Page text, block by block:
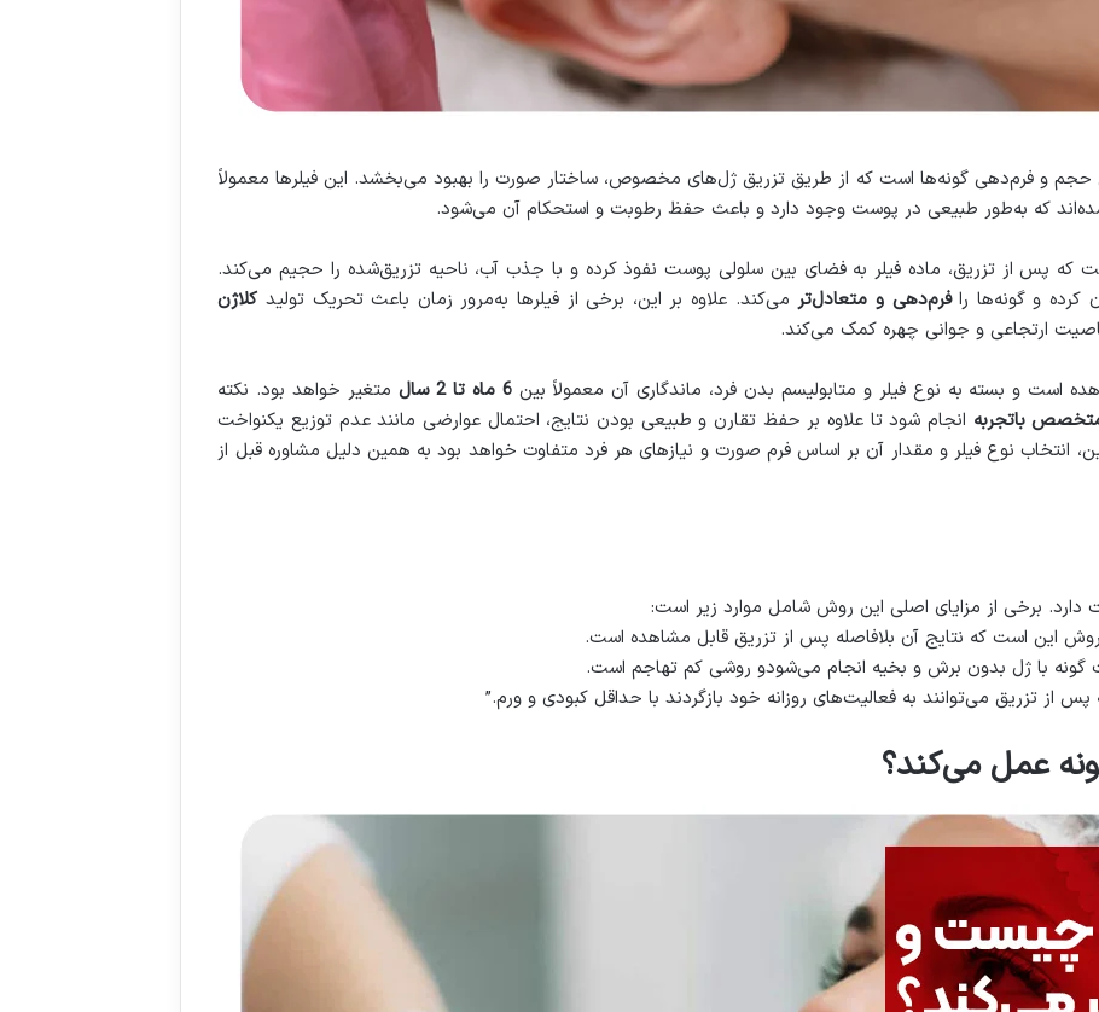
و فرم‌دهی گونه‌ها است که از طریق تزریق ژل‌های مخصوص، ساختار صورت را بهبود می‌بخشد. این فیلرها معمولاً
که به‌طور طبیعی در پوست وجود دارد و باعث حفظ رطوبت و استحکام آن می‌شود.
که پس از تزریق، ماده فیلر به فضای بین سلولی پوست نفوذ کرده و با جذب آب، ناحیه تزریق‌شده را حجیم می‌کند.
کرده و گونه‌ها رافرم‌دهی و متعادل‌تر می‌کند. علاوه بر این، برخی از فیلرها به‌مرور زمان باعث تحریک تولید کلاژن
ارتجاعی و جوانی چهره کمک می‌کند.
است و بسته به نوع فیلر و متابولیسم بدن فرد، ماندگاری آن معمولاً بین6 ماه تا 2 سال
متغیر خواهد بود. نکته
باتجربه انجام شود تا علاوه بر حفظ تقارن و طبیعی بودن نتایج، احتمال عوارضی مانند عدم توزیع یکنواخت
انتخاب نوع فیلر و مقدار آن بر اساس فرم صورت و نیازهای هر فرد متفاوت خواهد بود به همین دلیل مشاوره قبل از
دارد. برخی از مزایای اصلی این روش شامل موارد زیر است:
روش این است که نتایج آن بلافاصله پس از تزریق قابل مشاهده است.
گونه با ژل بدون برش و بخیه انجام می‌شودو روشی کم تهاجم است.
پس از تزریق می‌توانند به فعالیت‌های روزانه خود بازگردند با حداقل کبودی و ورم.”
عمل می‌کند؟